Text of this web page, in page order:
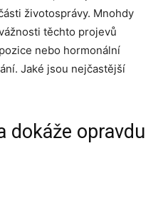
životosprávy. Mnohdy
těchto projevů
nebo hormonální
Jaké jsou nejčastější
dokáže opravdu